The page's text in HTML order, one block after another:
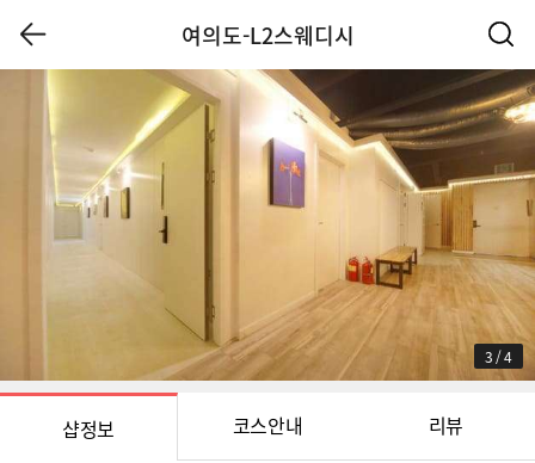
여의도-L2스웨디시
3 /4
샵정보 코스안내 리뷰